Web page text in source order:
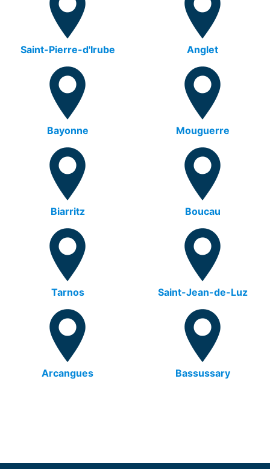
Saint-Pierre-d'Irube Anglet
Bayonne Mouguerre
Biarritz Boucau
Tarnos Saint-Jean-de-Luz
Arcangues Bassussary